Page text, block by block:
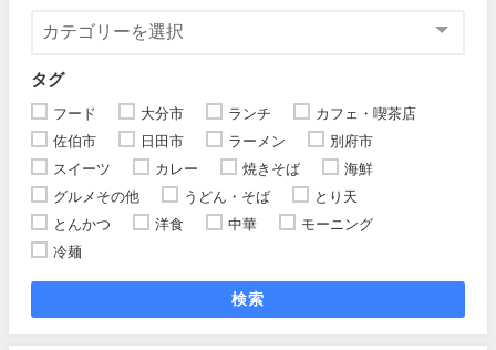
タグ
フード 大分市 ランチ
カフェ・喫茶店
佐伯市
日田市 ラーメン
別府市
スイーツ
カレー 焼きそば
海鮮
グルメその他
うどん・そば
とり天
とんかつ
洋食 中華
モーニング
冷麺
検索